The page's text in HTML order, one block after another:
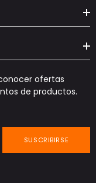
ofertas
de productos.
SUSCRIBIRSE